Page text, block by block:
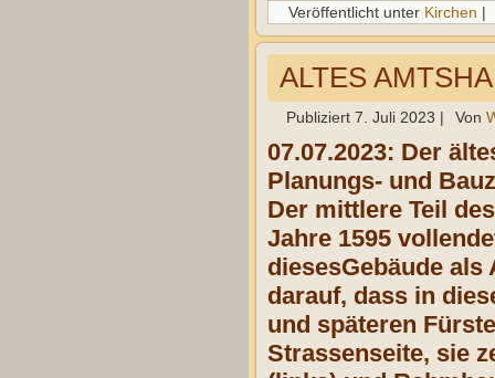
Veröffentlicht unter Kirchen |
ALTES
Publiziert 7. Juli 2023 | Von
07.07.2023: Der
Planungs- und
Der mittlere Teil
Jahre 1595
diesesGebäude
darauf, dass in
und späteren
Strassenseite, sie